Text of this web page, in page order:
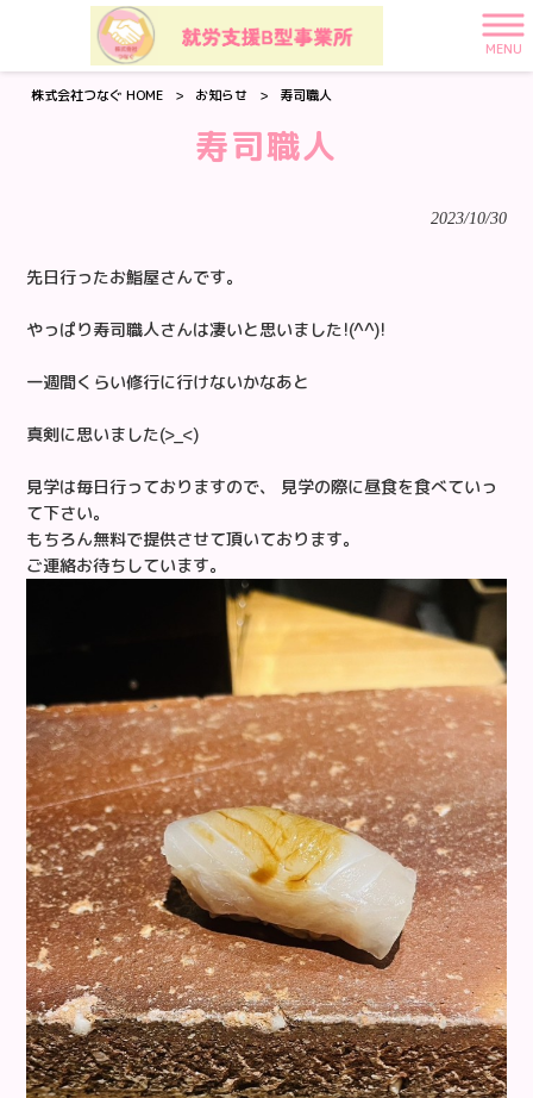
MENU
株式会社つなぐ HOME > お知らせ > 寿司職人
寿司職人
2023/10/30
先日行ったお鮨屋さんです。
やっぱり寿司職人さんは凄いと思いました!(^^)!
一週間くらい修行に行けないかなあと
真剣に思いました(>_<)
見学は毎日行っておりますので、 見学の際に昼食を食べていっ
て下さい。
もちろん無料で提供させて頂いております。
ご連絡お待ちしています。